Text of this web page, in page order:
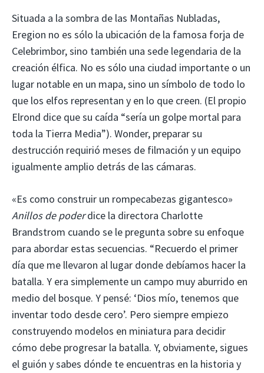
Situada a la sombra de las Montañas Nubladas,
Eregion no es sólo la ubicación de la famosa forja de
Celebrimbor, sino también una sede legendaria de la
creación élfica. No es sólo una ciudad importante o un
lugar notable en un mapa, sino un símbolo de todo lo
que los elfos representan y en lo que creen. (El propio
Elrond dice que su caída “sería un golpe mortal para
toda la Tierra Media”). Wonder, preparar su
destrucción requirió meses de filmación y un equipo
igualmente amplio detrás de las cámaras.
«Es como construir un rompecabezas gigantesco»
Anillos de poderdice la directora Charlotte
Brandstrom cuando se le pregunta sobre su enfoque
para abordar estas secuencias. “Recuerdo el primer
día que me llevaron al lugar donde debíamos hacer la
batalla. Y era simplemente un campo muy aburrido en
medio del bosque. Y pensé: ‘Dios mío, tenemos que
inventar todo desde cero’. Pero siempre empiezo
construyendo modelos en miniatura para decidir
cómo debe progresar la batalla. Y, obviamente, sigues
el guión y sabes dónde te encuentras en la historia y